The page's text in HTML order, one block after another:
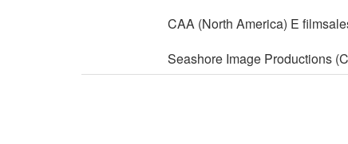
CAA (North America) E
Seashore Image Productions